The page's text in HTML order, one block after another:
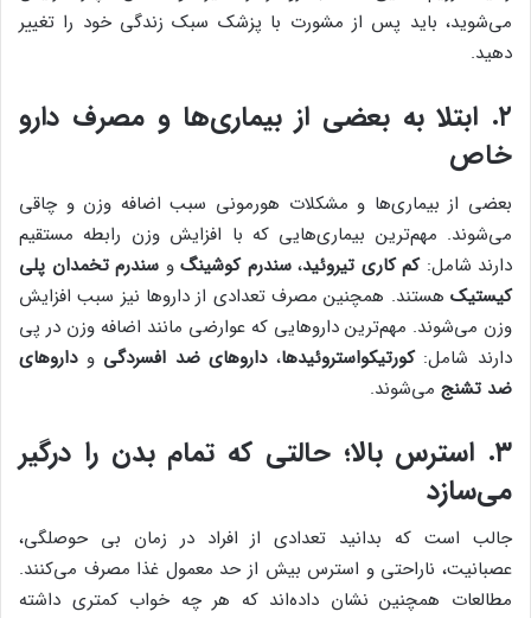
می‌شوید، باید پس از مشورت با پزشک سبک زندگی خود را تغییر
دهید.
۲. ابتلا به بعضی از بیماری‌ها و مصرف دارو
خاص
بعضی از بیماری‌ها و مشکلات هورمونی سبب اضافه وزن و چاقی
می‌شوند. مهم‌ترین بیماری‌هایی که با افزایش وزن رابطه مستقیم
دارند شامل:کم کاری تیروئید،سندرم کوشینگ و سندرم تخمدان پلی
کیستیک هستند. همچنین مصرف تعدادی از داروها نیز سبب افزایش
وزن می‌شوند. مهم‌ترین داروهایی که عوارضی مانند اضافه وزن در پی
دارند شامل:کورتیکواستروئیدها،داروهای ضد افسردگی وداروهای
ضد تشنج می‌شوند.
۳. استرس بالا؛ حالتی که تمام بدن را درگیر
می‌سازد
جالب است که بدانید تعدادی از افراد در زمان بی حوصلگی،
عصبانیت، ناراحتی و استرس بیش از حد معمول غذا مصرف می‌کنند.
مطالعات همچنین نشان داده‌اند که هر چه خواب کمتری داشته